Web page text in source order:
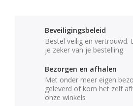
Beveiligingsbeleid
Bestel veilig en vertrouwd.
je zeker van je bestelling.
Bezorgen en afhalen
Met onder meer eigen
geleverd of kom het zelf
onze winkels